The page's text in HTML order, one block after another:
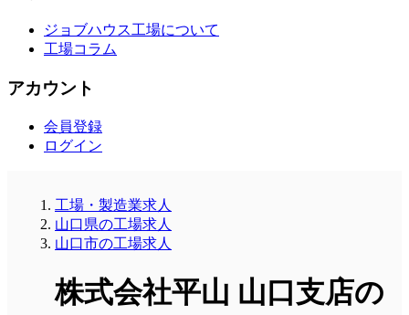
ジョブハウス工場について
工場コラム
アカウント
会員登録
ログイン
工場・製造業求人
山口県の工場求人
山口市の工場求人
株式会社平山 山口支店の